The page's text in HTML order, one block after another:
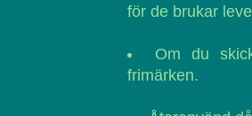
för de brukar
Om du
frimärken.